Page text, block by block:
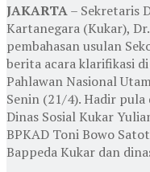
JAKARTA– Sekretaris
Kartanegara (Kukar),
pembahasan usulan
berita acara klarifikasi
Pahlawan Nasional
Senin (21/4). Hadir
Dinas Sosial Kukar
BPKAD Toni Bowo
Bappeda Kukar dan